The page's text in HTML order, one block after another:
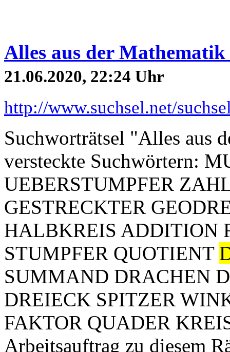
Alles aus der
21.06.2020, 22:24 Uhr
http://www.suchsel.net/
Suchworträtsel "Alles aus
versteckte Suchwörtern:
UEBERSTUMPFER
GESTRECKTER
HALBKREIS ADDITION
STUMPFER QUOTIENT
SUMMAND DRACHEN
DREIECK SPITZER
FAKTOR QUADER
Arbeitsauftrag zu diesem